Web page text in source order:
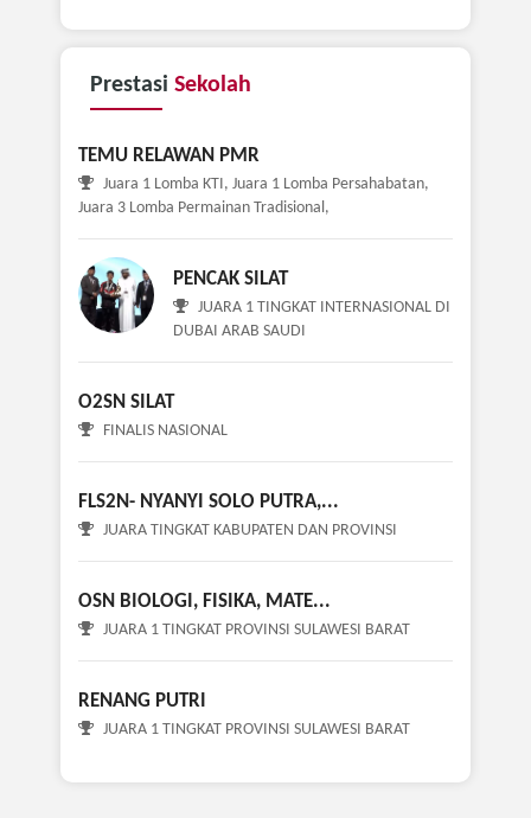
Prestasi Sekolah
TEMU RELAWAN PMR
Juara 1 Lomba KTI, Juara 1 Lomba Persahabatan,
Juara 3 Lomba Permainan Tradisional,
PENCAK SILAT
JUARA 1 TINGKAT INTERNASIONAL DI
DUBAI ARAB SAUDI
O2SN SILAT
FINALIS NASIONAL
FLS2N- NYANYI SOLO PUTRA,...
JUARA TINGKAT KABUPATEN DAN PROVINSI
OSN BIOLOGI, FISIKA, MATE...
JUARA 1 TINGKAT PROVINSI SULAWESI BARAT
RENANG PUTRI
JUARA 1 TINGKAT PROVINSI SULAWESI BARAT